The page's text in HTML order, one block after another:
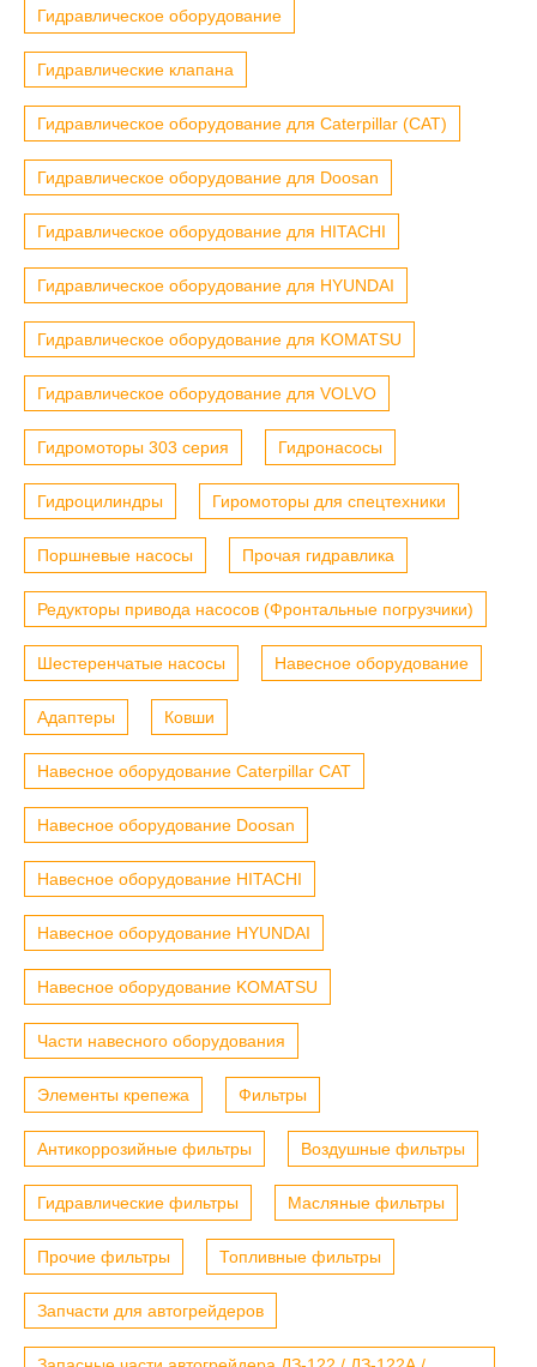
Гидравлическое оборудование
Гидравлические клапана
Гидравлическое оборудование для Caterpillar (CAT)
Гидравлическое оборудование для Doosan
Гидравлическое оборудование для HITACHI
Гидравлическое оборудование для HYUNDAI
Гидравлическое оборудование для KOMATSU
Гидравлическое оборудование для VOLVO
Гидромоторы 303 серия Гидронасосы
Гидроцилиндры Гиромоторы для спецтехники
Поршневые насосы Прочая гидравлика
Редукторы привода насосов (Фронтальные погрузчики)
Шестеренчатые насосы Навесное оборудование
Адаптеры Ковши
Навесное оборудование Caterpillar CAT
Навесное оборудование Doosan
Навесное оборудование HITACHI
Навесное оборудование HYUNDAI
Навесное оборудование KOMATSU
Части навесного оборудования
Элементы крепежа Фильтры
Антикоррозийные фильтры Воздушные фильтры
Гидравлические фильтры Масляные фильтры
Прочие фильтры Топливные фильтры
Запчасти для автогрейдеров